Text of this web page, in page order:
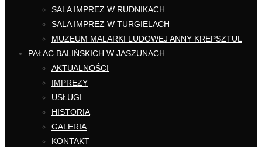
SALA IMPREZ W RUDNIKACH
SALA IMPREZ W TURGIELACH
MUZEUM MALARKI LUDOWEJ ANNY KREPSZTUL
PAŁAC BALIŃSKICH W JASZUNACH
AKTUALNOŚCI
IMPREZY
USŁUGI
HISTORIA
GALERIA
KONTAKT